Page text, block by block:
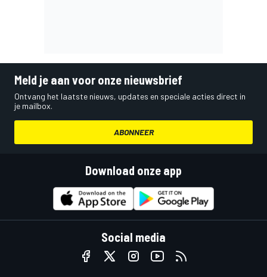
Meld je aan voor onze nieuwsbrief
Ontvang het laatste nieuws, updates en speciale acties direct in
je mailbox.
ABONNEER
Download onze app
Social media